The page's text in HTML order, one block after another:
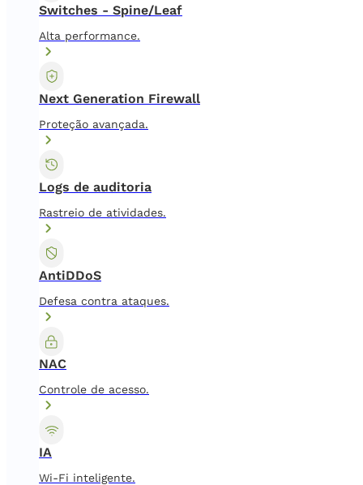
Switches - Spine/Leaf
Alta performance.
Next Generation Firewall
Proteção avançada.
Logs de auditoria
Rastreio de atividades.
AntiDDoS
Defesa contra ataques.
NAC
Controle de acesso.
IA
Wi-Fi inteligente.